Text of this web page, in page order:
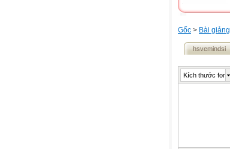
Gốc > Bài giảng
hsvemindsi
Kích thước font